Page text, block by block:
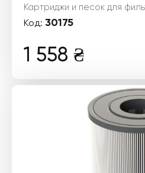
Картриджи и песок для
Код: 30175
1 558 ₴